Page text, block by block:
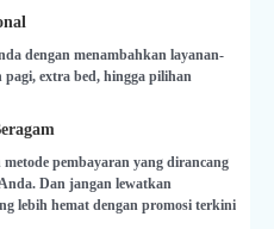
dengan menambahkan layanan-
pagi, extra bed, hingga pilihan
pembayaran yang dirancang
Dan jangan lewatkan
lebih hemat dengan promosi terkini